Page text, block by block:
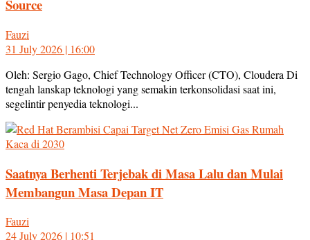
Source
Fauzi
31 July 2026 | 16:00
Oleh: Sergio Gago, Chief Technology Officer (CTO), Cloudera Di
tengah lanskap teknologi yang semakin terkonsolidasi saat ini,
segelintir penyedia teknologi...
Saatnya Berhenti Terjebak di Masa Lalu dan Mulai
Membangun Masa Depan IT
Fauzi
24 July 2026 | 10:51